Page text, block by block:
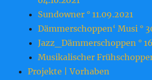
Sundowner ° 11.09.2021
Dämmerschoppen‘ Musi °
Jazz_Dämmerschoppen °
Musikalischer
Projekte | Vorhaben